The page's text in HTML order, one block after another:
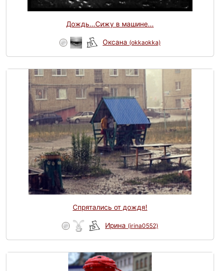
Дождь...Сижу в машине...
Оксана (okkaokka)
Спрятались от дождя!
Ирина (irina0552)